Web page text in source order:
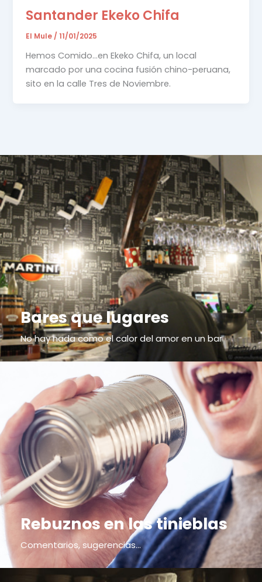
Santander Ekeko Chifa
El Mule/11/01/2025
Hemos Comido…en Ekeko Chifa, un local
marcado por una cocina fusión chino-peruana,
sito en la calle Tres de Noviembre.
Bares que lugares
No hay nada como el calor del amor en un bar
Rebuznos en las tinieblas
Comentarios, sugerencias...